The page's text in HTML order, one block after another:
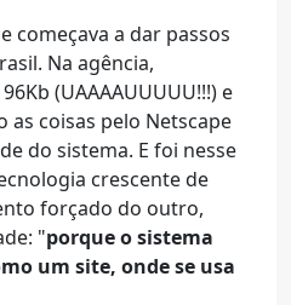
começava a dar passos
Na agência,
(UAAAAUUUUU!!!) e
as coisas pelo Netscape
do sistema. E foi nesse
crescente de
forçado do outro,
"porque o sistema
um site, onde se usa